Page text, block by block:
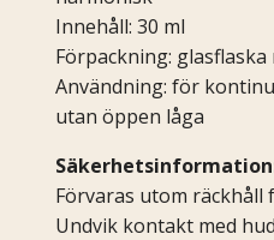
Innehåll: 30 ml
Förpackning:
Användning: för
utan öppen låga
Förvaras utom räckhåll
Undvik kontakt med